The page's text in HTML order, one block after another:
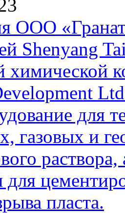
ООО
Shenyang
химической
для
газовых и
для
пласта.